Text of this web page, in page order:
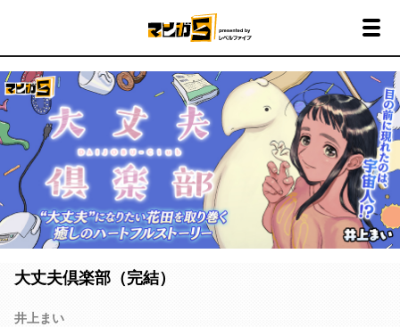
大丈夫倶楽部（完結）
井上まい